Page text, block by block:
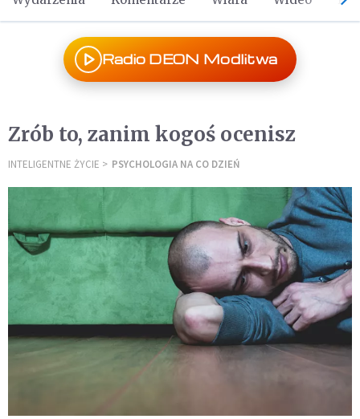
Radio DEON Modlitwa
Zrób to, zanim kogoś ocenisz
INTELIGENTNE ŻYCIE PSYCHOLOGIA NA CO DZIEŃ